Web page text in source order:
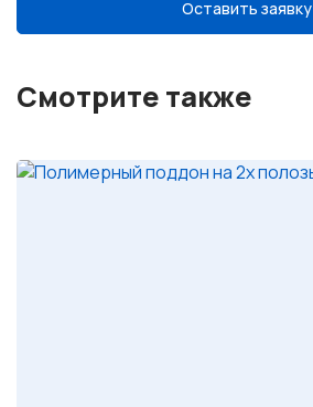
Оставить заявку
Смотрите также